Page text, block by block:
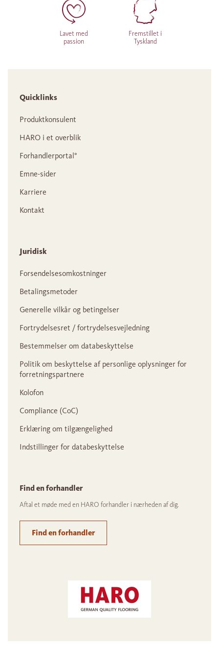
Lavet med
passion
Fremstillet i
Tyskland
Quicklinks
Produktkonsulent
HARO i et overblik
Forhandlerportal°
Emne-sider
Karriere
Kontakt
Juridisk
Forsendelsesomkostninger
Betalingsmetoder
Generelle vilkår og betingelser
Fortrydelsesret / fortrydelsesvejledning
Bestemmelser om databeskyttelse
Politik om beskyttelse af personlige oplysninger for
forretningspartnere
Kolofon
Compliance (CoC)
Erklæring om tilgængelighed
Indstillinger for databeskyttelse
Find en forhandler
Aftal et møde med en HARO forhandler i nærheden af dig.
Find en forhandler